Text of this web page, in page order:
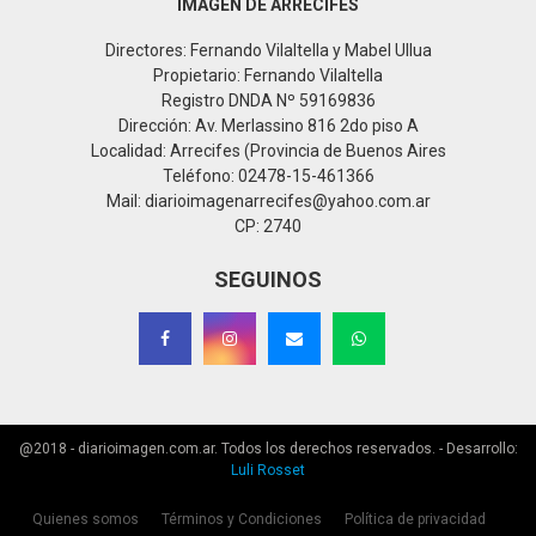
IMAGEN DE ARRECIFES
Directores: Fernando Vilaltella y Mabel Ullua
Propietario: Fernando Vilaltella
Registro DNDA Nº 59169836
Dirección: Av. Merlassino 816 2do piso A
Localidad: Arrecifes (Provincia de Buenos Aires
Teléfono: 02478-15-461366
Mail: diarioimagenarrecifes@yahoo.com.ar
CP: 2740
SEGUINOS
@2018 - diarioimagen.com.ar. Todos los derechos reservados. - Desarrollo:
Luli Rosset
Quienes somos Términos y Condiciones Política de privacidad